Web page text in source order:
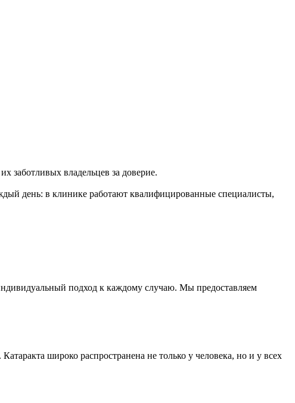
заботливых владельцев за доверие.
день: в клинике работают квалифицированные специалисты,
подход к каждому случаю. Мы предоставляем
широко распространена не только у человека, но и у всех